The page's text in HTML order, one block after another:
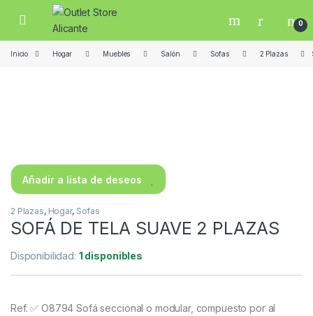
Skip to navigation
Skip to content
Open 0
Inicio Hogar Muebles Salón Sofas 2 Plazas
Añadir a lista de deseos
2 Plazas, Hogar, Sofas
SOFÁ DE TELA SUAVE 2 PLAZAS
Disponibilidad: 1 disponibles
Ref. ✅ O8794 Sofá seccional o modular, compuesto por al